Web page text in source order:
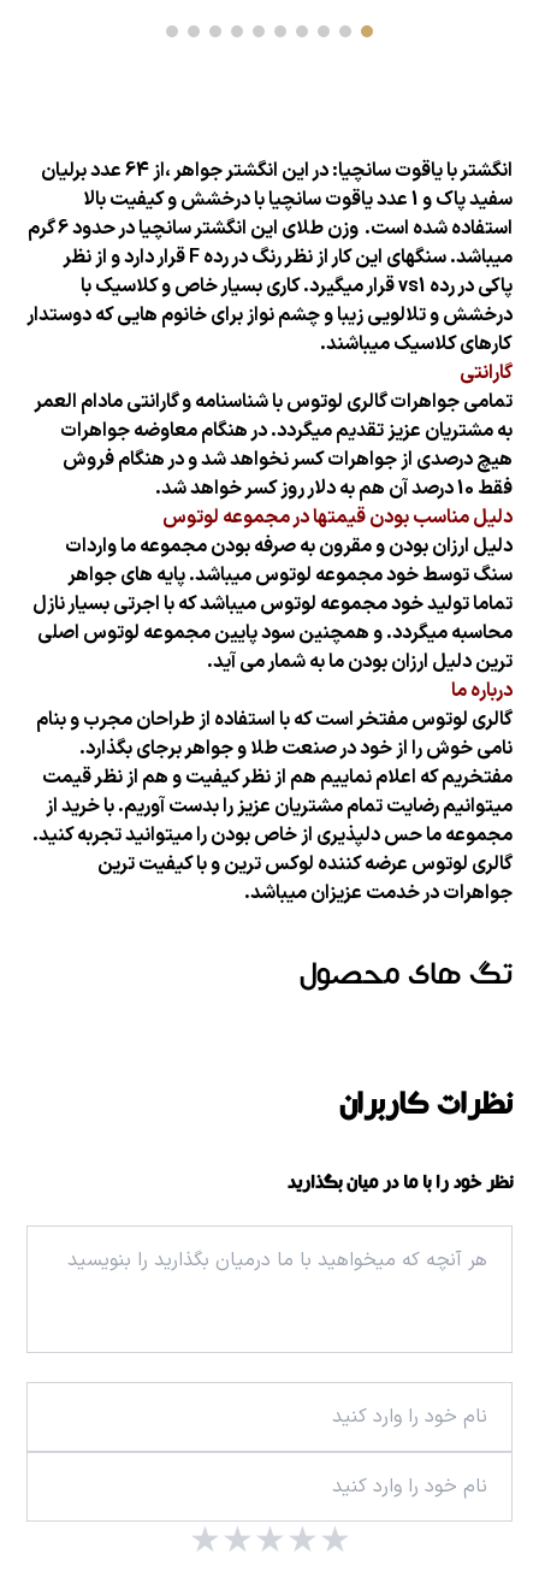
انگشتر با یاقوت سانچیا: در این انگشتر جواهر ،از 64 عدد برلیان
سفید پاک و 1 عدد یاقوت سانچیا با درخشش و کیفیت بالا
استفاده شده است.
وزن طلای این انگشتر سانچیا در حدود 6 گرم
میباشد. سنگهای این کار از نظر رنگ در رده F قرار دارد و از نظر
پاکی در رده vs1 قرار میگیرد. کاری بسیار خاص و کلاسیک با
درخشش و تلالویی زیبا و چشم نواز برای خانوم هایی که دوستدار
کارهای کلاسیک میباشند.
گارانتی
تمامی جواهرات گالری لوتوس با شناسنامه و گارانتی مادام العمر
به مشتریان عزیز تقدیم میگردد. در هنگام معاوضه جواهرات
هیچ درصدی از جواهرات کسر نخواهد شد و در هنگام فروش
فقط 10 درصد آن هم به دلار روز کسر خواهد شد.
دلیل مناسب بودن قیمتها در مجموعه لوتوس
دلیل ارزان بودن و مقرون به صرفه بودن مجموعه ما واردات
سنگ توسط خود مجموعه لوتوس میباشد. پایه های جواهر
تماما تولید خود مجموعه لوتوس میباشد که با اجرتی بسیار نازل
محاسبه میگردد. و همچنین سود پایین مجموعه لوتوس اصلی
ترین دلیل ارزان بودنما به شمار می آید.
درباره ما
گالری لوتوس مفتخر است که با استفاده از طراحان مجرب و بنام
نامی خوش را از خود در صنعت طلا و جواهر برجای بگذارد.
مفتخریم که اعلام نماییم هم از نظر کیفیت و هم از نظر قیمت
میتوانیم رضایت تمام مشتریان عزیز را بدست آوریم. با خرید از
مجموعه ما حس دلپذیری از خاص بودن را میتوانید تجربه کنید.
گالری لوتوس عرضه کننده لوکس ترین و با کیفیت ترین
جواهرات در خدمت عزیزان میباشد.
تگ های محصول
نظرات کاربران
نظر خود را با ما در میان بگذارید
★
★
★
★
★